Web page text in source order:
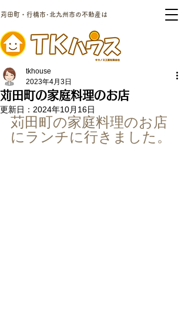
苅田町・行橋市･北九州市の不動産は
苅田町の家庭料理のお店
tkhouse
2023年4月3日
更新日： 2024年10月16日
苅田町の家庭料理のお店
にランチに行きました。